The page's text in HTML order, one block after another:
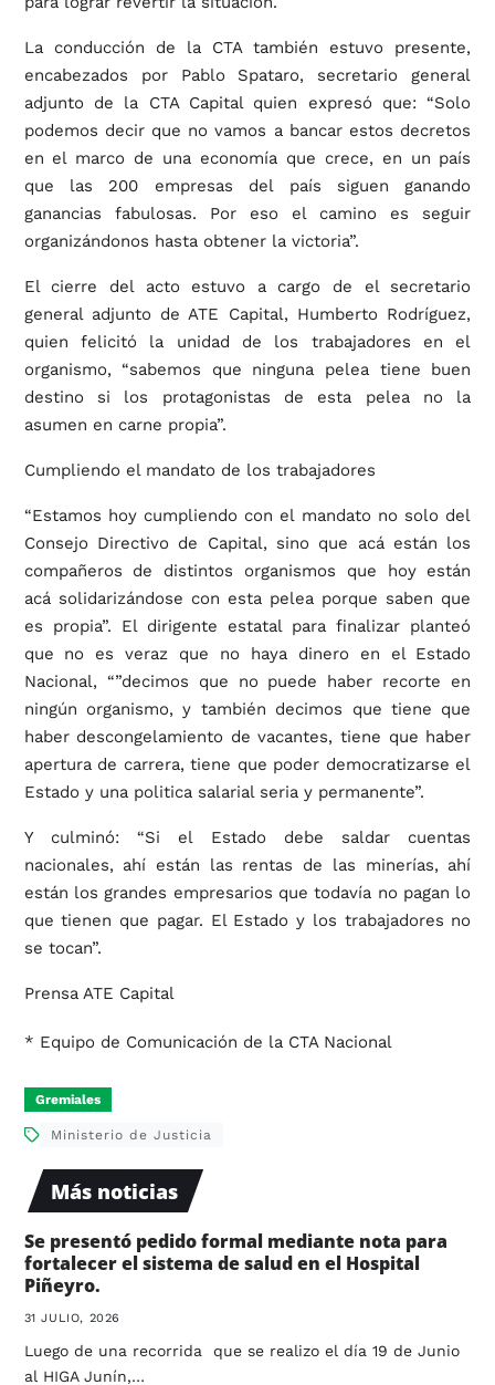
La conducción de la CTA también estuvo presente,
encabezados por Pablo Spataro, secretario general
adjunto de la CTA Capital quien expresó que: “Solo
podemos decir que no vamos a bancar estos decretos
en el marco de una economía que crece, en un país
que las 200 empresas del país siguen ganando
ganancias fabulosas. Por eso el camino es seguir
organizándonos hasta obtener la victoria”.
El cierre del acto estuvo a cargo de el secretario
general adjunto de ATE Capital, Humberto Rodríguez,
quien felicitó la unidad de los trabajadores en el
organismo, “sabemos que ninguna pelea tiene buen
destino si los protagonistas de esta pelea no la
asumen en carne propia”.
Cumpliendo el mandato de los trabajadores
“Estamos hoy cumpliendo con el mandato no solo del
Consejo Directivo de Capital, sino que acá están los
compañeros de distintos organismos que hoy están
acá solidarizándose con esta pelea porque saben que
es propia”. El dirigente estatal para finalizar planteó
que no es veraz que no haya dinero en el Estado
Nacional, “”decimos que no puede haber recorte en
ningún organismo, y también decimos que tiene que
haber descongelamiento de vacantes, tiene que haber
apertura de carrera, tiene que poder democratizarse el
Estado y una politica salarial seria y permanente”.
Y culminó: “Si el Estado debe saldar cuentas
nacionales, ahí están las rentas de las minerías, ahí
están los grandes empresarios que todavía no pagan lo
que tienen que pagar. El Estado y los trabajadores no
se tocan”.
Prensa ATE Capital
* Equipo de Comunicación de la CTA Nacional
Gremiales
Ministerio de Justicia
Más noticias
Se presentó pedido formal mediante nota para
fortalecer el sistema de salud en el Hospital
Piñeyro.
31 JULIO, 2026
Luego de una recorrida que se realizo el día 19 de Junio
al HIGA Junín,…